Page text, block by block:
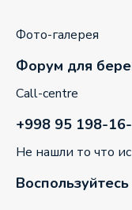
Фото-галерея
Форум для
Call-centre
+998 95 198-
Не нашли то что